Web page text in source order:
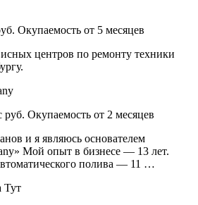
Окупаемость от 5 месяцев
центров по ремонту техники
Окупаемость от 2 месяцев
и я являюсь основателем
Мой опыт в бизнесе — 13 лет.
полива — 11 …